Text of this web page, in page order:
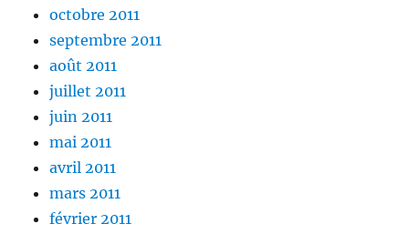
octobre 2011
septembre 2011
août 2011
juillet 2011
juin 2011
mai 2011
avril 2011
mars 2011
février 2011